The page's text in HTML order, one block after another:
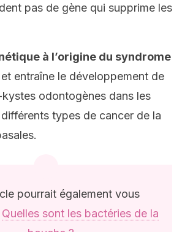
pas de gène qui supprime les
à l’origine du syndrome
et entraîne le développement de
odontogènes dans les
types de cancer de la
pourrait également vous
Quelles sont les bactéries de la